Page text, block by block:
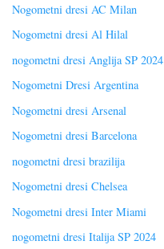
Nogometni dresi AC Milan
Nogometni dresi Al Hilal
nogometni dresi Anglija SP 2024
Nogometni Dresi Argentina
Nogometni dresi Arsenal
Nogometni dresi Barcelona
nogometni dresi brazilija
Nogometni dresi Chelsea
Nogometni dresi Inter Miami
nogometni dresi Italija SP 2024